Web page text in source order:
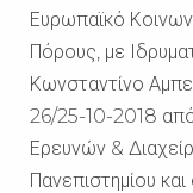
Ευρωπαϊκό
Πόρους, με
Κωνσταντίνο
26/25-10-2018
Ερευνών &
Πανεπιστημίου